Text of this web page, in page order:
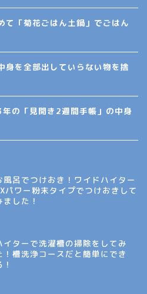
て「菊花ごはん土鍋」でごはん
身を全部出していらない物を捨
の「見開き2週間手帳」の中身
風呂でつけおき！ワイドハイター
パワー粉末タイプでつけおきして
ました！
イターで洗濯槽の掃除をしてみ
！槽洗浄コースだと簡単にでき
！